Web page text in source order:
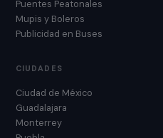
Puentes Peatonales
Mupis y Boleros
Publicidad en Buses
CIUDADES
Ciudad de México
Guadalajara
Monterrey